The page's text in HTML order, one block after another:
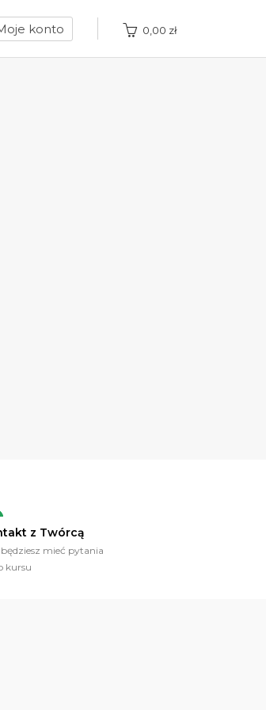
konto 0,00 zł
z Twórcą
będziesz mieć pytania
kursu